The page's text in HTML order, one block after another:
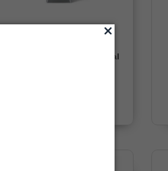
Phytoervas Ambiente Tropical